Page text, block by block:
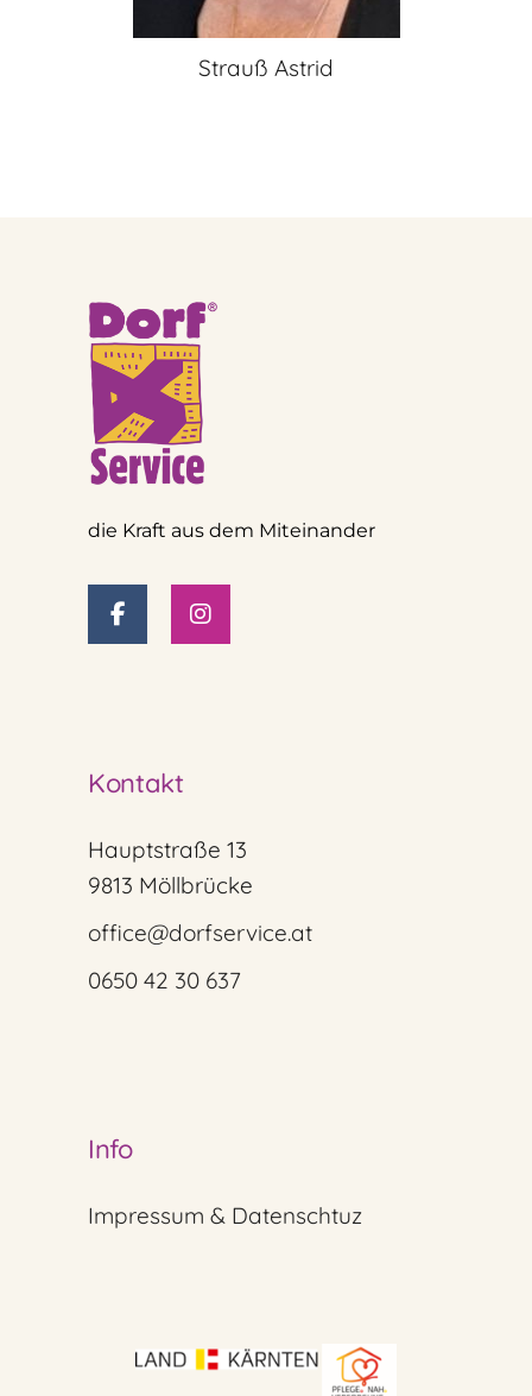
Strauß Astrid
die Kraft aus dem Miteinander
Kontakt
Hauptstraße 13
9813 Möllbrücke
office@dorfservice.at
0650 42 30 637
Info
Impressum & Datenschtuz